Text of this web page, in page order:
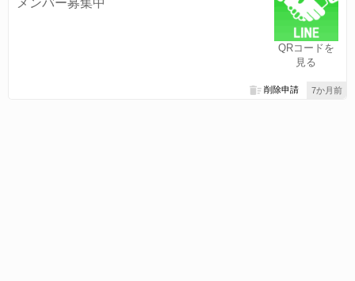
QRコードを
見る
7か月前
削除申請